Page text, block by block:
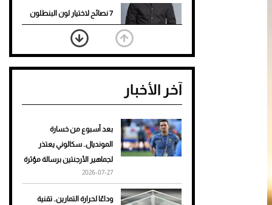
7 نصائح لاختيار لون البنطلون
المناسب للقميص الأسود
نرى المستقبل من خلال
تصميماتنا.. كيف حجزت 1886
تمنحك فخامة استثنائية
هوى الأبطال
أفضل تدريج للشعر الطويل
آخر الأخبار
بعد أسبوع من خسارة
المونديال.. سكالوني يعتذر
لجماهير الأرجنتين برسالة مؤثرة
2026-07-27
وداعًا لحرارة التمارين.. تقنية